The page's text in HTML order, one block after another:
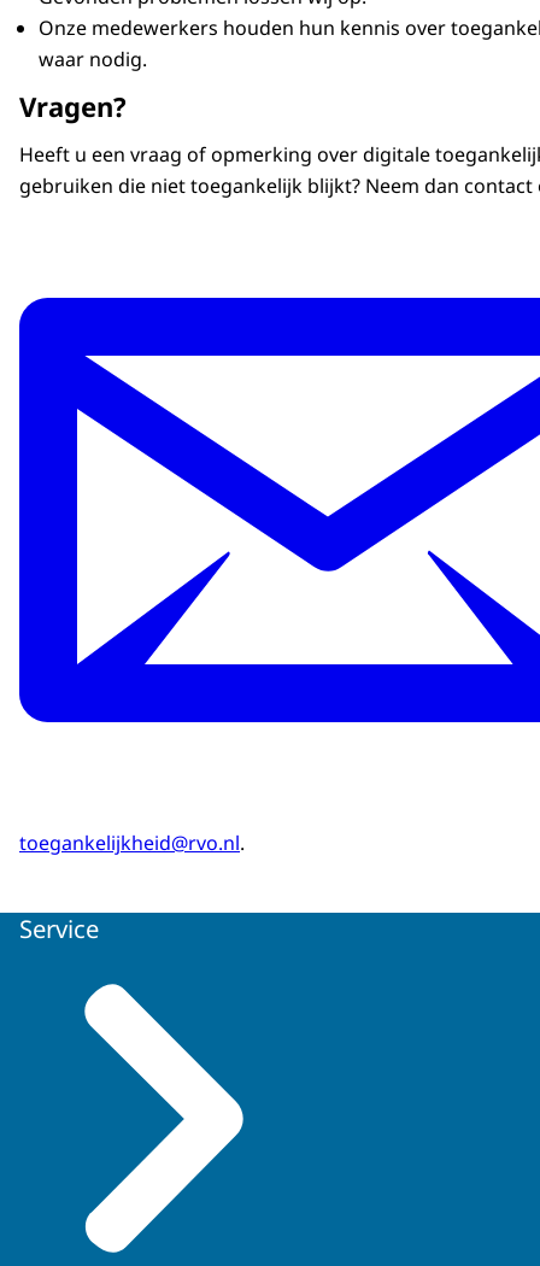
Onze medewerkers houden hun kennis over
waar nodig.
Vragen?
Heeft u een vraag of opmerking over digitale
gebruiken die niet toegankelijk blijkt? Neem dan
toegankelijkheid@rvo.nl.
Service